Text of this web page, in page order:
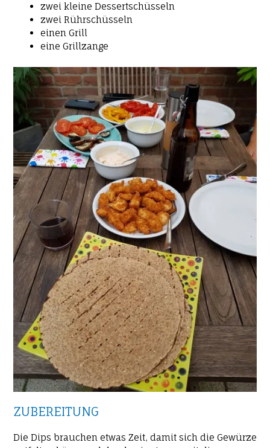
zwei kleine Dessertschüsseln
zwei Rührschüsseln
einen Grill
eine Grillzange
ZUBEREITUNG
Die Dips brauchen etwas Zeit, damit sich die Gewürze